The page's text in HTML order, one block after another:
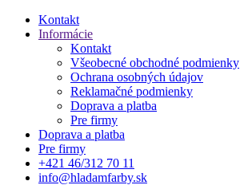
Kontakt
Informácie
Kontakt
Všeobecné obchodné podmienky
Ochrana osobných údajov
Reklamačné podmienky
Doprava a platba
Pre firmy
Doprava a platba
Pre firmy
+421 46/312 70 11
info@hladamfarby.sk